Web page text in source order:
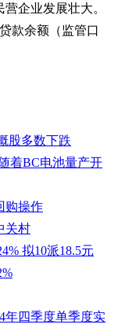
企业发展壮大。
款余额（监管口
股多数下跌
着BC电池量产开
购操作
关村
拟10派18.5元
年四季度单季度实